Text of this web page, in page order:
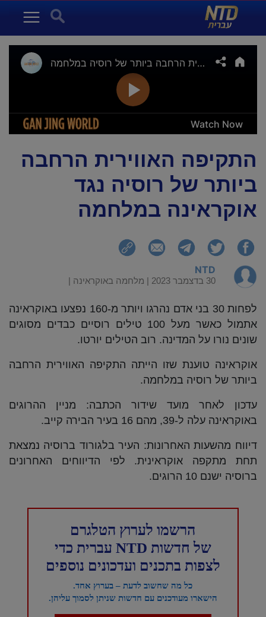
Menu
Search for: NTD עברית
התקיפה האווירית הרחבה
ביותר של רוסיה נגד
אוקראינה במלחמה
NTD
30 בדצמבר 2023 | | מלחמה באוקראינה
לפחות 30 בני אדם נהרגו ויותר מ-160 נפצעו באוקראינה
אתמול כאשר מעל 100 טילים רוסיים כבדים מסוגים
שונים נורו על המדינה. רוב הטילים יורטו.
אוקראינה טוענת שזו הייתה התקיפה האווירית הרחבה
ביותר של רוסיה במלחמה.
עדכון לאחר מועד שידור הכתבה: מניין ההרוגים
באוקראינה עלה ל-39, מהם 16 בעיר הבירה קייב.
דיווח מהשעות האחרונות: העיר בלגורוד ברוסיה נמצאת
תחת מתקפה אוקראינית. לפי הדיווחים האחרונים
ברוסיה ישנם 10 הרוגים.
הרשמו לערוץ הטלגרם
של חדשות NTD עברית כדי
לצפות בתכנים ועדכונים נוספים
כל מה שחשוב לדעת – בערוץ אחד.
הישארו מעודכנים עם חדשות שניתן לסמוך עליהן.